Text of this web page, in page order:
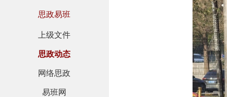
思政易班
上级文件
思政动态
网络思政
易班网